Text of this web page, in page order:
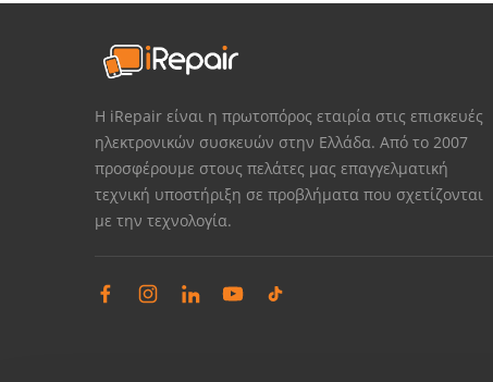
Η iRepair είναι η πρωτοπόρος εταιρία στις επισκευές
ηλεκτρονικών συσκευών στην Ελλάδα. Από το 2007
προσφέρουμε στους πελάτες μας επαγγελματική
τεχνική υποστήριξη σε προβλήματα που σχετίζονται
με την τεχνολογία.